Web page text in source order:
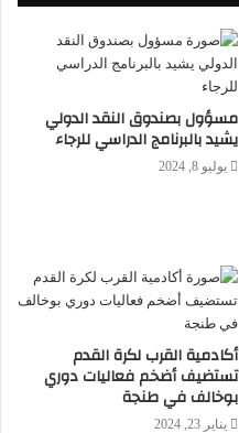
مسؤول بصندوق النقد الدولي
يشيد بالبرنامج الدراسي للرجاء
يوليو 8, 2024
أكادمية القرب لكرة القدم
تستضيف أضخم فعاليات دوري
بوخالف في طنجة
يناير 23, 2024